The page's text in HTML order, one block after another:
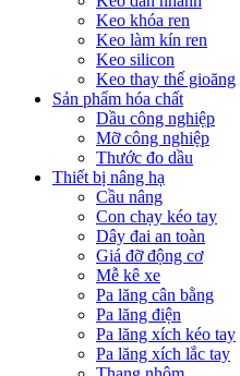
Keo khóa ren
Keo làm kín ren
Keo silicon
Keo thay thế gioăng
Sản phẩm hóa chất
Dầu công nghiệp
Mỡ công nghiệp
Thước đo dầu
Thiết bị nâng hạ
Cầu nâng
Con chạy kéo tay
Dây đai an toàn
Giá đỡ động cơ
Mễ kê xe
Pa lăng cân bằng
Pa lăng điện
Pa lăng xích kéo tay
Pa lăng xích lắc tay